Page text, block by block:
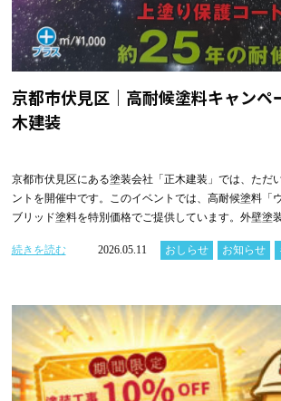
京都市伏見区｜高耐候塗料キャンペ
木建装
京都市伏見区にある塗装会社「正木建装」では、ただ
ントを開催中です。このイベントでは、高耐候塗料「
ブリッド塗料を特別価格でご提供しています。外壁塗
続きを読む 2026.05.11 おしらせ お知らせ